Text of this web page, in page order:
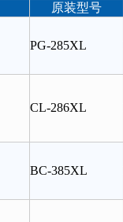
原装型号
PG-285XL
CL-286XL
BC-385XL